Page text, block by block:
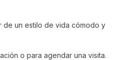
de un estilo de vida cómodo y
o para agendar una visita.